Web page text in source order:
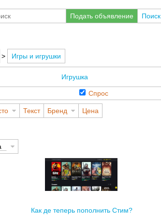
Подать объявление Поиск
> Игры и игрушки
Игрушка
Спрос
Текст Бренд Цена
Как де теперь пополнить Стим?